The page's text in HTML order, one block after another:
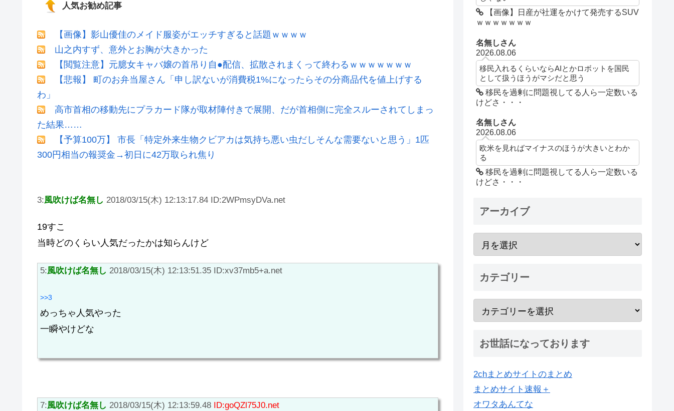
人気お勧め記事
【画像】影山優佳のメイド服姿がエッチすぎると話題ｗｗｗｗ
山之内すず、意外とお胸が大きかった
【閲覧注意】元臆女キャバ嬢の首吊り自●配信、拡散されまくって終わるｗｗｗｗｗｗｗ
【悲報】 町のお弁当屋さん「申し訳ないが消費税1%になったらその分商品代を値上げする
わ」
高市首相の移動先にプラカード隊が取材陣付きで展開、だが首相側に完全スルーされてしまっ
た結果……
【予算100万】 市長「特定外来生物クビアカは気持ち悪い虫だしそんな需要ないと思う」1匹
300円相当の報奨金→初日に42万取られ焦り
3:風吹けば名無し 2018/03/15(木) 12:13:17.84 ID:2WPmsyDVa.net
19すこ
当時どのくらい人気だったかは知らんけど
5:風吹けば名無し 2018/03/15(木) 12:13:51.35 ID:xv37mb5+a.net
>>3
めっちゃ人気やった
一瞬やけどな
7:風吹けば名無し 2018/03/15(木) 12:13:59.48 ID:goQZl75J0.net
【画像】日産が社運をかけて発売するSUV
ｗｗｗｗｗｗｗ
名無しさん
2026.08.06
移民入れるくらいならAIとかロボットを国民
として扱うほうがマシだと思う
移民を過剰に問題視してる人ら一定数いる
けどさ・・・
名無しさん
2026.08.06
欧米を見ればマイナスのほうが大きいとわか
る
移民を過剰に問題視してる人ら一定数いる
けどさ・・・
アーカイブ
カテゴリー
お世話になっております
2chまとめサイトのまとめ
まとめサイト速報＋
オワタあんてな